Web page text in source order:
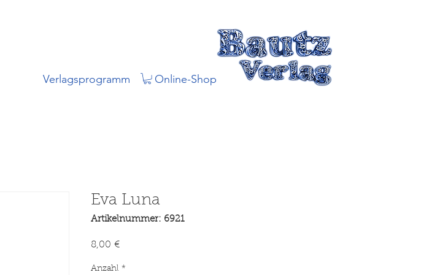
Verlagsprogramm Online-Shop
Eva Luna
Artikelnummer: 6921
8,00 €Preis
Anzahl *